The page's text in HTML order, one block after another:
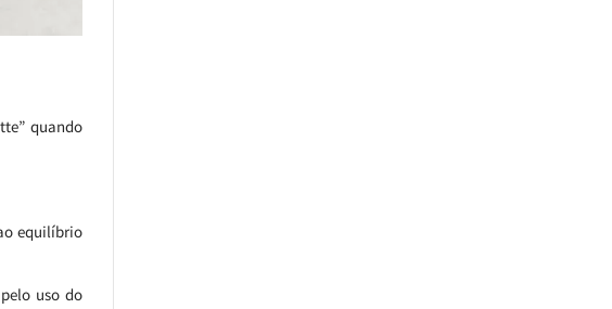
quando
equilíbrio
uso do